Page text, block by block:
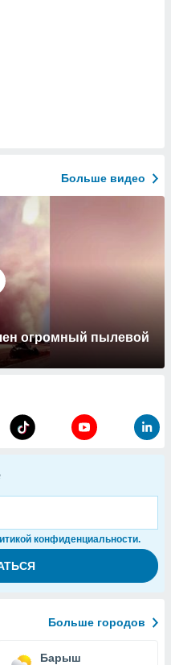
Больше видео
огромный пылевой
конфиденциальности.
Больше городов
Барыш